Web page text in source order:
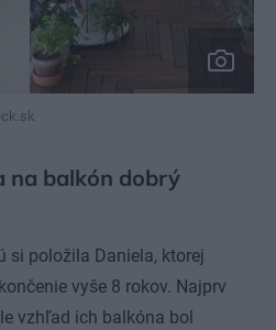
na balkón dobrý
si položila Daniela, ktorej
vyše 8 rokov. Najprv
vzhľad ich balkóna bol